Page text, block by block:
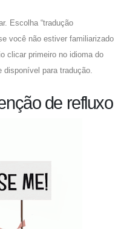
Escolha “tradução
você não estiver familiarizado
clicar primeiro no idioma do
para tradução.
de refluxo